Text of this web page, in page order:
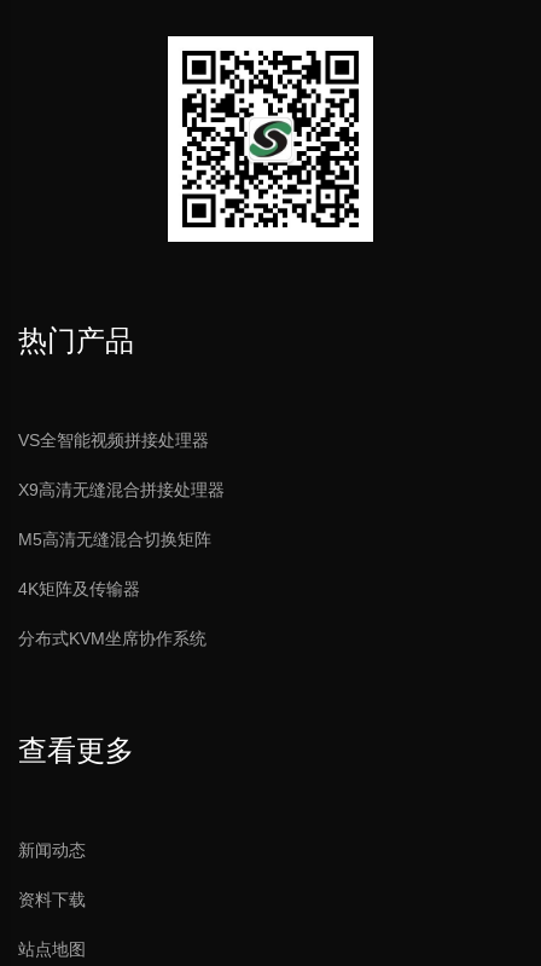
全数字会议 PoE 网络交换机
热门产品
VS全智能视频拼接处理器
X9高清无缝混合拼接处理器
M5高清无缝混合切换矩阵
4K矩阵及传输器
分布式KVM坐席协作系统
查看更多
新闻动态
资料下载
站点地图